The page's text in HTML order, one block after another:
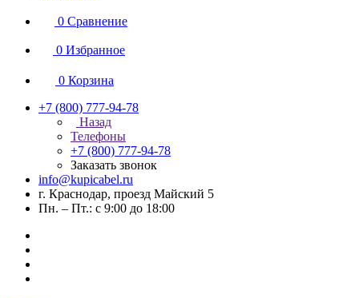
0 Сравнение
0 Избранное
0 Корзина
+7 (800) 777-94-78
Назад
Телефоны
+7 (800) 777-94-78
Заказать звонок
info@kupicabel.ru
г. Краснодар, проезд Майский 5
Пн. – Пт.: с 9:00 до 18:00